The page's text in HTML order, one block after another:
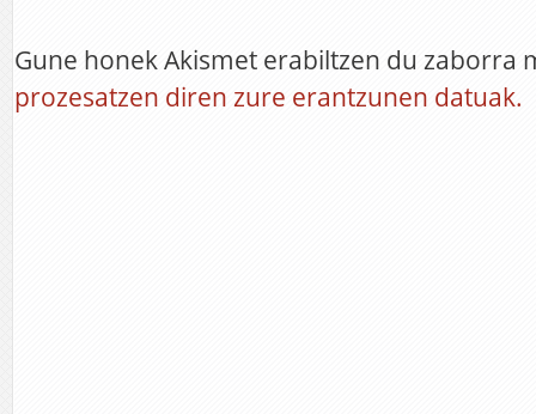
Gune honek Akismet erabiltzen du zaborra
prozesatzen diren zure erantzunen datuak.